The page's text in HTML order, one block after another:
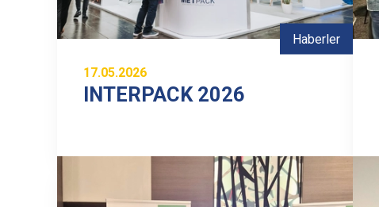
Haberler
17.05.2026
INTERPACK 2026